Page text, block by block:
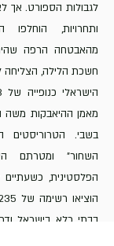
לגבולות הספורט. אך
ותחרויות, הוחלפו
מהאבטחה הרפה
חשכת הלילה, הצליחה
מאמן ההיאבקות משה
בשבי. הטרוריסטים
השחור" ומטרתם
הפלסטינית,
בבתי כלא בישראל